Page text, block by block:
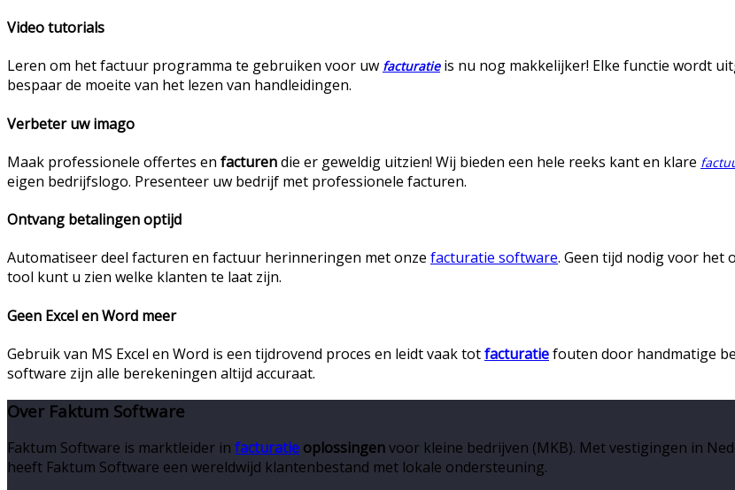
Video tutorials
Leren om het factuur programma te gebruiken voor uw facturatieis nu nog makkelijker! Elke functie wordt
bespaar de moeite van het lezen van handleidingen.
Verbeter uw imago
Maak professionele offertes en facturendie er geweldig uitzien! Wij bieden een hele reeks kant en klare
eigen bedrijfslogo. Presenteer uw bedrijf met professionele facturen.
Ontvang betalingen optijd
Automatiseer deel facturen en factuur herinneringen met onze facturatie software. Geen tijd nodig voor het
tool kunt u zien welke klanten te laat zijn.
Geen Excel en Word meer
Gebruik van MS Excel en Word is een tijdrovend proces en leidt vaak totfacturatiefouten door handmatige
software zijn alle berekeningen altijd accuraat.
Over Faktum Software
Faktum Software is marktleider in facturatie oplossingenvoor kleine bedrijven (MKB). Met vestigingen in
heeft Faktum Software een wereldwijd klantenbestand met lokale ondersteuning.